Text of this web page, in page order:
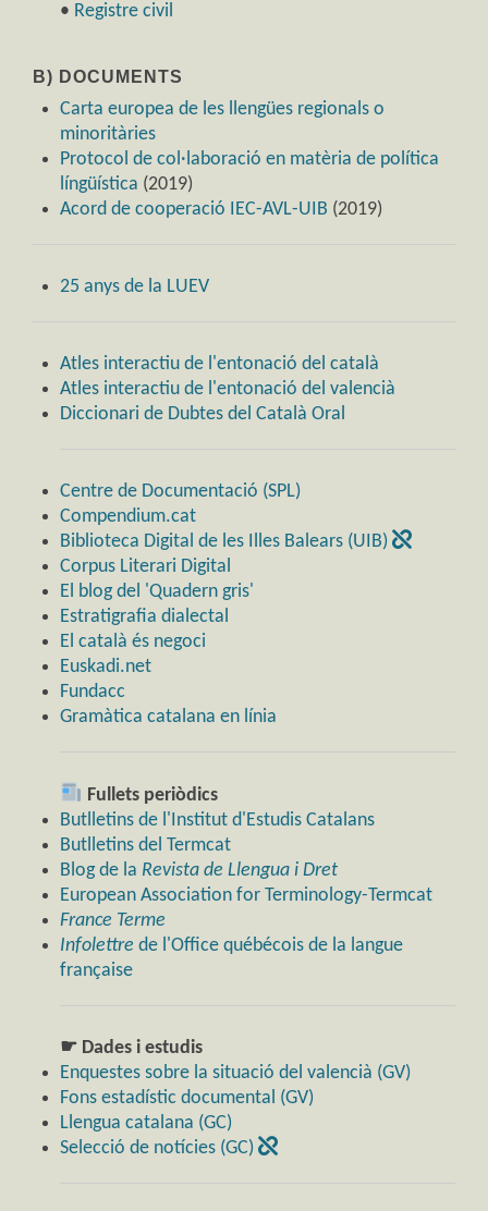
• Registre civil
B) DOCUMENTS
Carta europea de les llengües regionals o
minoritàries
Protocol de col·laboració en matèria de política
língüística (2019)
Acord de cooperació IEC-AVL-UIB (2019)
25 anys de la LUEV
Atles interactiu de l'entonació del català
Atles interactiu de l'entonació del valencià
Diccionari de Dubtes del Català Oral
Centre de Documentació (SPL)
Compendium.cat
Biblioteca Digital de les Illes Balears (UIB)
Corpus Literari Digital
El blog del 'Quadern gris'
Estratigrafia dialectal
El català és negoci
Euskadi.net
Fundacc
Gramàtica catalana en línia
Fullets periòdics
Butlletins de l'Institut d'Estudis Catalans
Butlletins del Termcat
Blog de la Revista de Llengua i Dret
European Association for Terminology-Termcat
France Terme
Infolettre de l'Office québécois de la langue
française
☛ Dades i estudis
Enquestes sobre la situació del valencià (GV)
Fons estadístic documental (GV)
Llengua catalana (GC)
Selecció de notícies (GC)